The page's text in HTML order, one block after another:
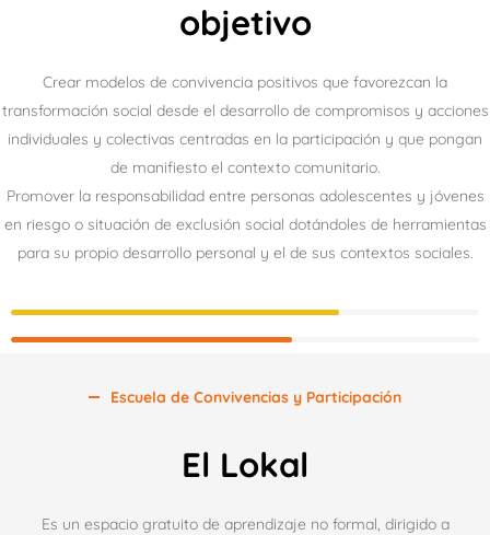
objetivo
Crear modelos de convivencia positivos que favorezcan la
transformación social desde el desarrollo de compromisos y acciones
individuales y colectivas centradas en la participación y que pongan
de manifiesto el contexto comunitario.
Promover la responsabilidad entre personas adolescentes y jóvenes
en riesgo o situación de exclusión social dotándoles de herramientas
para su propio desarrollo personal y el de sus contextos sociales.
Escuela de Convivencias y Participación
El Lokal
Es un espacio gratuito de aprendizaje no formal, dirigido a